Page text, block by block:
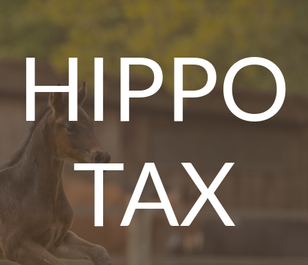
HIPPO
TAX